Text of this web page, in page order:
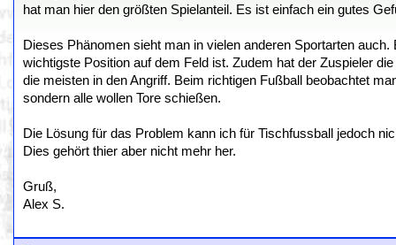
hat man hier den größten Spielanteil. Es ist einfach ein gutes
Dieses Phänomen sieht man in vielen anderen Sportarten
wichtigste Position auf dem Feld ist. Zudem hat der Zuspieler
die meisten in den Angriff. Beim richtigen Fußball beobachtet
sondern alle wollen Tore schießen.
Die Lösung für das Problem kann ich für Tischfussball jedoch
Dies gehört thier aber nicht mehr her.
Gruß,
Alex S.